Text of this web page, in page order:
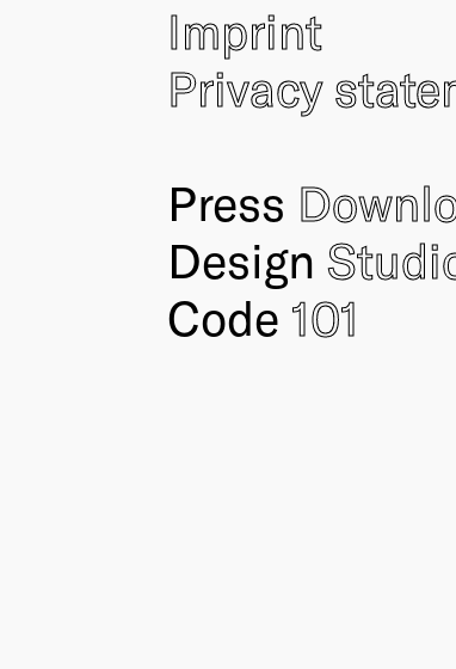
Imprint
Privacy
Press
Design
Code 101